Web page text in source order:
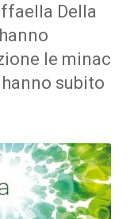
Della
le minac
subito